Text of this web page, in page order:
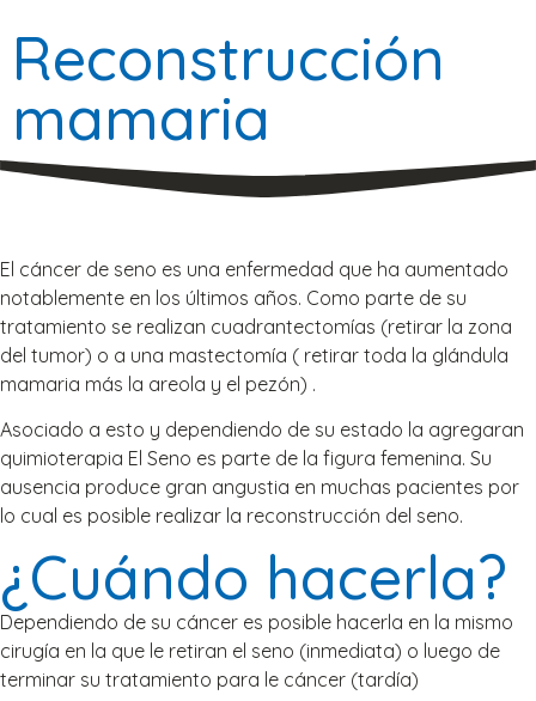
Reconstrucción
mamaria
El cáncer de seno es una enfermedad que ha aumentado
notablemente en los últimos años. Como parte de su
tratamiento se realizan cuadrantectomías (retirar la zona
del tumor) o a una mastectomía ( retirar toda la glándula
mamaria más la areola y el pezón) .
Asociado a esto y dependiendo de su estado la agregaran
quimioterapia El Seno es parte de la figura femenina. Su
ausencia produce gran angustia en muchas pacientes por
lo cual es posible realizar la reconstrucción del seno.
¿Cuándo hacerla?
Dependiendo de su cáncer es posible hacerla en la mismo
cirugía en la que le retiran el seno (inmediata) o luego de
terminar su tratamiento para le cáncer (tardía)